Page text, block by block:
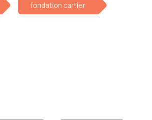
fondation cartier